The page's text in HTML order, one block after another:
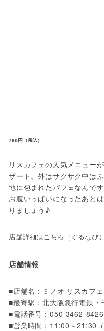
780円（税込）
リスカフェの人気メニュー
ザート。外はサクサク中は
地に包まれたパフェなんで
お腹いっぱいになったあと
りましょう♪
店舗詳細はこちら（ぐるなび）
店舗情報
■店舗名：ミノオ リスカフェ
■最寄駅：北大阪急行電鉄
■電話番号：050-3462-8426
■営業時間：11:00～21:30